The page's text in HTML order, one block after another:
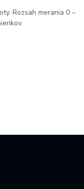
Rozsah merania 0 –